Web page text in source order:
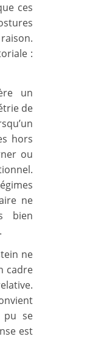
ces
:
un
de
hors
ou
ne
bien
ne
cadre
pu se
est